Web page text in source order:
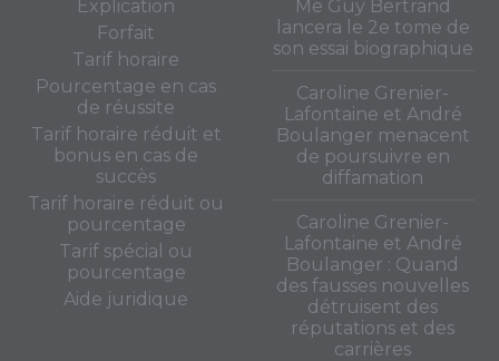
Explication
Forfait
Tarif horaire
Pourcentage en cas
de réussite
Tarif horaire réduit et
bonus en cas de
succès
Tarif horaire réduit ou
pourcentage
Tarif spécial ou
pourcentage
Aide juridique
Me Guy Bertrand
lancera le 2e tome de
son essai biographique
Caroline Grenier-
Lafontaine et André
Boulanger menacent
de poursuivre en
diffamation
Caroline Grenier-
Lafontaine et André
Boulanger : Quand
des fausses nouvelles
détruisent des
réputations et des
carrières